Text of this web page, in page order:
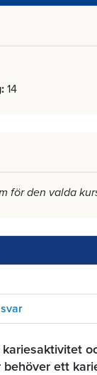
14
för den valda
behöver ett